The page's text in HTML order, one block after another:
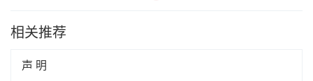
相关推荐
声 明